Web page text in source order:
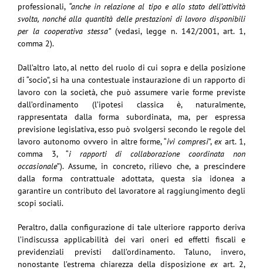
professionali, “anche in relazione al tipo e allo stato dell’attività
svolta, nonché alla quantità delle prestazioni di lavoro disponibili
per la cooperativa stessa” (vedasi, legge n. 142/2001, art. 1,
comma 2).
Dall’altro lato, al netto del ruolo di cui sopra e della posizione
di “socio”, si ha una contestuale instaurazione di un rapporto di
lavoro con la società, che può assumere varie forme previste
dall’ordinamento (l’ipotesi classica è, naturalmente,
rappresentata dalla forma subordinata, ma, per espressa
previsione legislativa, esso può svolgersi secondo le regole del
lavoro autonomo ovvero in altre forme, “ivi compresi”,ex art. 1,
comma 3, “i rapporti di collaborazione coordinata non
occasionale”). Assume, in concreto, rilievo che, a prescindere
dalla forma contrattuale adottata, questa sia idonea a
garantire un contributo del lavoratore al raggiungimento degli
scopi sociali.
Peraltro, dalla configurazione di tale ulteriore rapporto deriva
l’indiscussa applicabilità dei vari oneri ed effetti fiscali e
previdenziali previsti dall’ordinamento. Taluno, invero,
nonostante l’estrema chiarezza della disposizioneex art. 2,